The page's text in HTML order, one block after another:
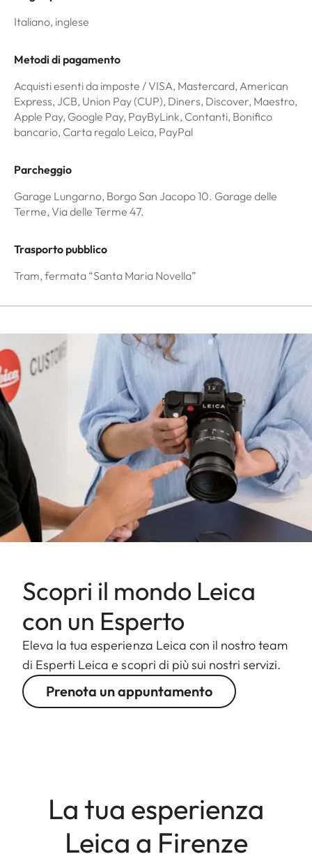
Italiano, inglese
Metodi di pagamento
Acquisti esenti da imposte / VISA, Mastercard, American
Express, JCB, Union Pay (CUP), Diners, Discover, Maestro,
Apple Pay, Google Pay, PayByLink, Contanti, Bonifico
bancario, Carta regalo Leica, PayPal
Parcheggio
Garage Lungarno, Borgo San Jacopo 10. Garage delle
Terme, Via delle Terme 47.
Trasporto pubblico
Tram, fermata “Santa Maria Novella”
Scopri il mondo Leica
con un Esperto
Eleva la tua esperienza Leica con il nostro team
di Esperti Leica e scopri di più sui nostri servizi.
Prenota un appuntamento
La tua esperienza
Leica a Firenze